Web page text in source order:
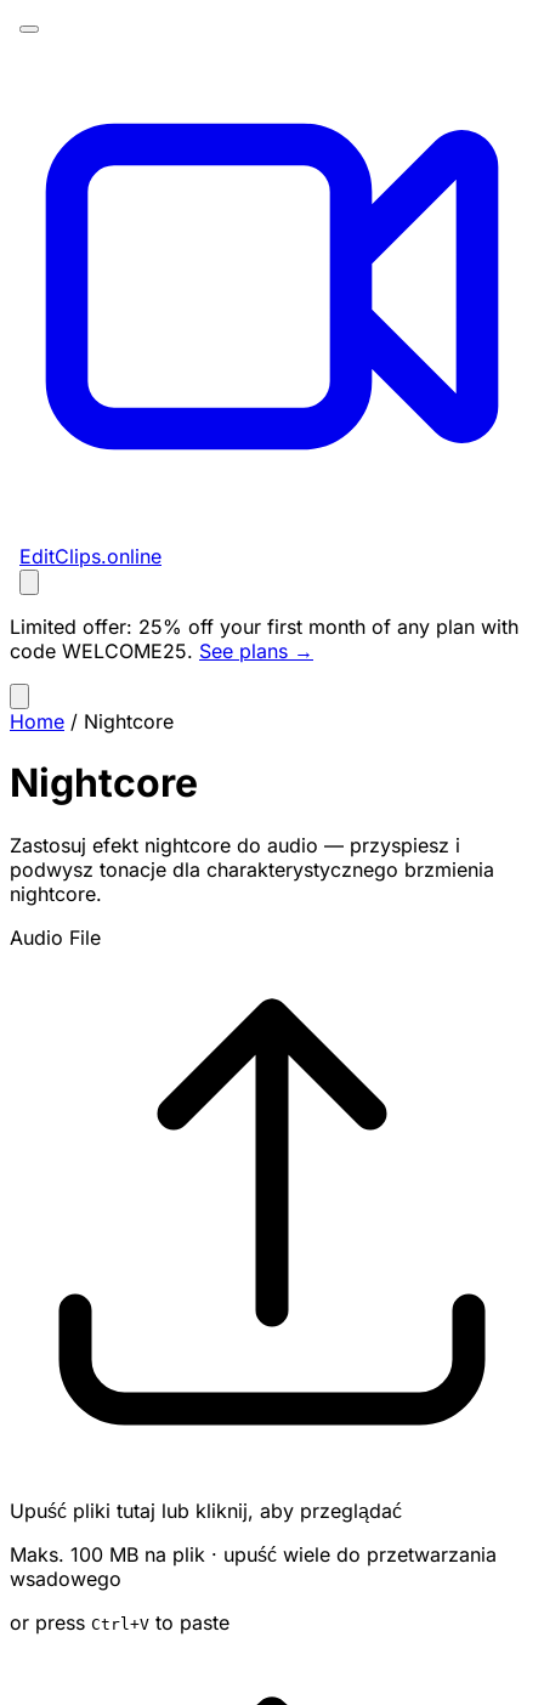
EditClips.online
Limited offer: 25% off your first month of any plan with
code WELCOME25. See plans →
Home / Nightcore
Nightcore
Zastosuj efekt nightcore do audio — przyspiesz i
podwysz tonacje dla charakterystycznego brzmienia
nightcore.
Audio File
Upuść pliki tutaj lub kliknij, aby przeglądać
Maks. 100 MB na plik · upuść wiele do przetwarzania
wsadowego
or press Ctrl +V to paste